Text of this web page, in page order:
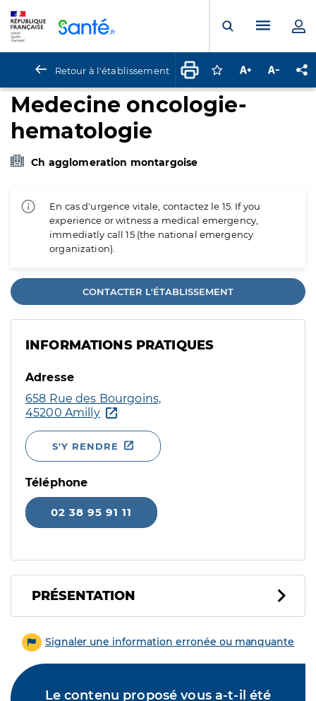
Ouvrir laMenu
Retour à l'établissement Connectez-vous
Augmenter la
Medecine oncologie-
hematologie
Ch agglomeration montargoise
En cas d'urgence vitale, contactez le 15. If you
experience or witness a medical emergency,
immediatly call 15 (the national emergency
organization).
CONTACTER L'ÉTABLISSEMENT
INFORMATIONS PRATIQUES
Adresse
658 Rue des Bourgoins,
45200 Amilly
S'Y RENDRE
Téléphone
02 38 95 91 11
PRÉSENTATION
Signaler une information erronée ou manquante
Le contenu proposé vous a-t-il été